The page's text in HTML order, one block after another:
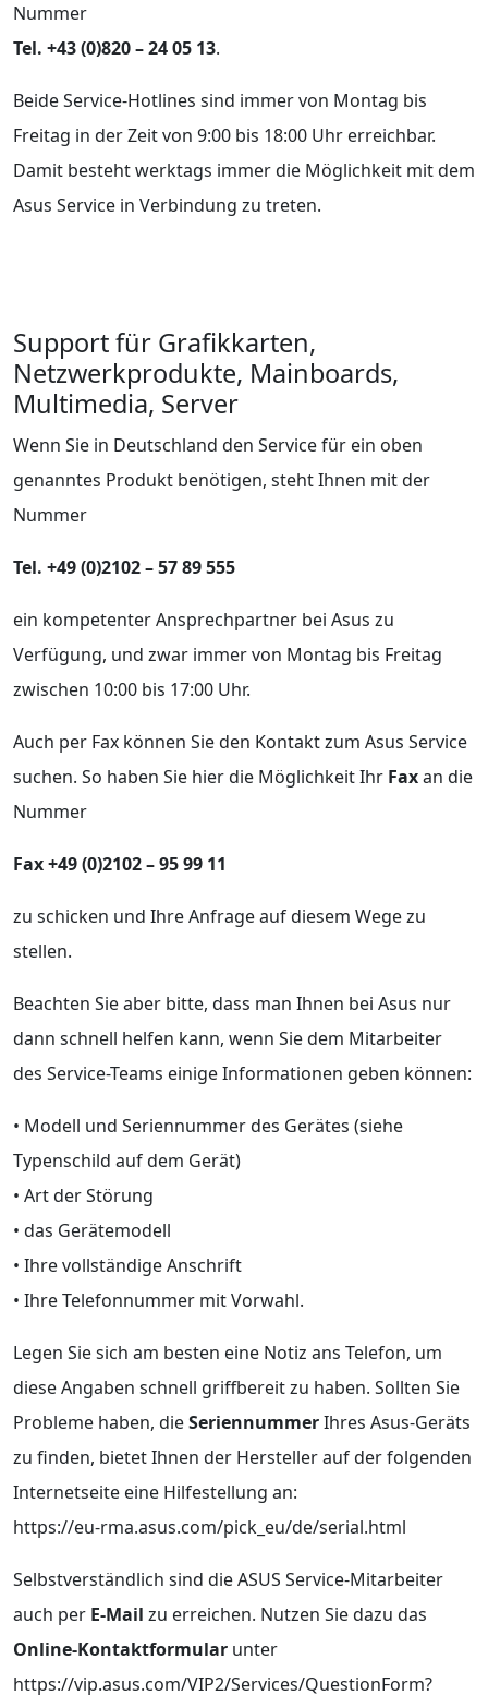
Nummer
Tel. +43 (0)820 – 24 05 13.
Beide Service-Hotlines sind immer von Montag bis
Freitag in der Zeit von 9:00 bis 18:00 Uhr erreichbar.
Damit besteht werktags immer die Möglichkeit mit dem
Asus Service in Verbindung zu treten.
Support für Grafikkarten,
Netzwerkprodukte, Mainboards,
Multimedia, Server
Wenn Sie in Deutschland den Service für ein oben
genanntes Produkt benötigen, steht Ihnen mit der
Nummer
Tel. +49 (0)2102 – 57 89 555
ein kompetenter Ansprechpartner bei Asus zu
Verfügung, und zwar immer von Montag bis Freitag
zwischen 10:00 bis 17:00 Uhr.
Auch per Fax können Sie den Kontakt zum Asus Service
suchen. So haben Sie hier die Möglichkeit Ihr Faxan die
Nummer
Fax +49 (0)2102 – 95 99 11
zu schicken und Ihre Anfrage auf diesem Wege zu
stellen.
Beachten Sie aber bitte, dass man Ihnen bei Asus nur
dann schnell helfen kann, wenn Sie dem Mitarbeiter
des Service-Teams einige Informationen geben können:
• Modell und Seriennummer des Gerätes (siehe
Typenschild auf dem Gerät)
• Art der Störung
• das Gerätemodell
• Ihre vollständige Anschrift
• Ihre Telefonnummer mit Vorwahl.
Legen Sie sich am besten eine Notiz ans Telefon, um
diese Angaben schnell griffbereit zu haben. Sollten Sie
Probleme haben, dieSeriennummerIhres Asus-Geräts
zu finden, bietet Ihnen der Hersteller auf der folgenden
Internetseite eine Hilfestellung an:
https://eu-rma.asus.com/pick_eu/de/serial.html
Selbstverständlich sind die ASUS Service-Mitarbeiter
auch per E-Mail zu erreichen. Nutzen Sie dazu das
Online-Kontaktformular unter
https://vip.asus.com/VIP2/Services/QuestionForm?